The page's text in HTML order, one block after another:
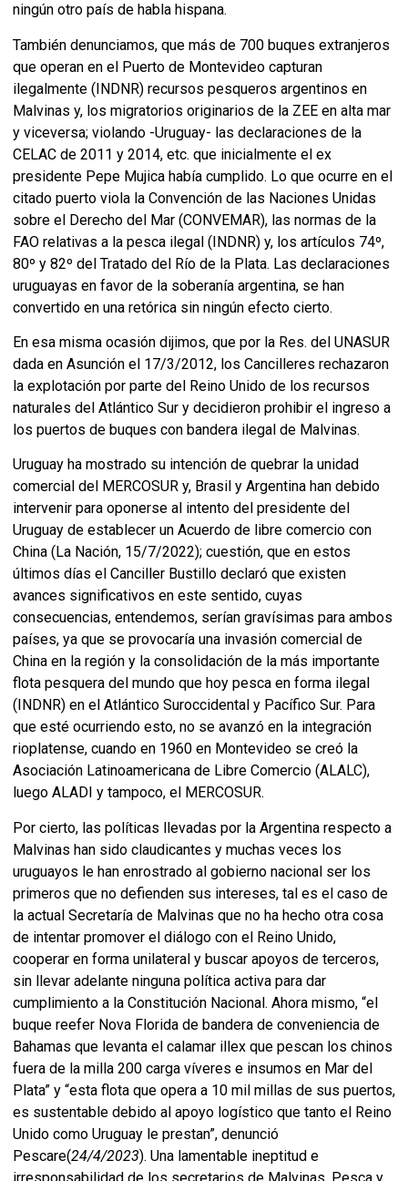
ningún otro país de habla hispana.
También denunciamos, que más de 700 buques extranjeros
que operan en el Puerto de Montevideo capturan
ilegalmente (INDNR) recursos pesqueros argentinos en
Malvinas y, los migratorios originarios de la ZEE en alta mar
y viceversa; violando -Uruguay- las declaraciones de la
CELAC de 2011 y 2014, etc. que inicialmente el ex
presidente Pepe Mujica había cumplido. Lo que ocurre en el
citado puerto viola la Convención de las Naciones Unidas
sobre el Derecho del Mar (CONVEMAR), las normas de la
FAO relativas a la pesca ilegal (INDNR) y, los artículos 74º,
80º y 82º del Tratado del Río de la Plata. Las declaraciones
uruguayas en favor de la soberanía argentina, se han
convertido en una retórica sin ningún efecto cierto.
En esa misma ocasión dijimos, que por la Res. del UNASUR
dada en Asunción el 17/3/2012, los Cancilleres rechazaron
la explotación por parte del Reino Unido de los recursos
naturales del Atlántico Sur y decidieron prohibir el ingreso a
los puertos de buques con bandera ilegal de Malvinas.
Uruguay ha mostrado su intención de quebrar la unidad
comercial del MERCOSUR y, Brasil y Argentina han debido
intervenir para oponerse al intento del presidente del
Uruguay de establecer un Acuerdo de libre comercio con
China (La Nación, 15/7/2022); cuestión, que en estos
últimos días el Canciller Bustillo declaró que existen
avances significativos en este sentido, cuyas
consecuencias, entendemos, serían gravísimas para ambos
países, ya que se provocaría una invasión comercial de
China en la región y la consolidación de la más importante
flota pesquera del mundo que hoy pesca en forma ilegal
(INDNR) en el Atlántico Suroccidental y Pacífico Sur. Para
que esté ocurriendo esto, no se avanzó en la integración
rioplatense, cuando en 1960 en Montevideo se creó la
Asociación Latinoamericana de Libre Comercio (ALALC),
luego ALADI y tampoco, el MERCOSUR.
Por cierto, las políticas llevadas por la Argentina respecto a
Malvinas han sido claudicantes y muchas veces los
uruguayos le han enrostrado al gobierno nacional ser los
primeros que no defienden sus intereses, tal es el caso de
la actual Secretaría de Malvinas que no ha hecho otra cosa
de intentar promover el diálogo con el Reino Unido,
cooperar en forma unilateral y buscar apoyos de terceros,
sin llevar adelante ninguna política activa para dar
cumplimiento a la Constitución Nacional. Ahora mismo, “el
buque reefer Nova Florida de bandera de conveniencia de
Bahamas que levanta el calamar illex que pescan los chinos
fuera de la milla 200 carga víveres e insumos en Mar del
Plata” y “esta flota que opera a 10 mil millas de sus puertos,
es sustentable debido al apoyo logístico que tanto el Reino
Unido como Uruguay le prestan”, denunció
Pescare(24/4/2023). Una lamentable ineptitud e